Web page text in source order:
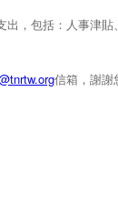
，包括：人事津貼
信箱，謝謝